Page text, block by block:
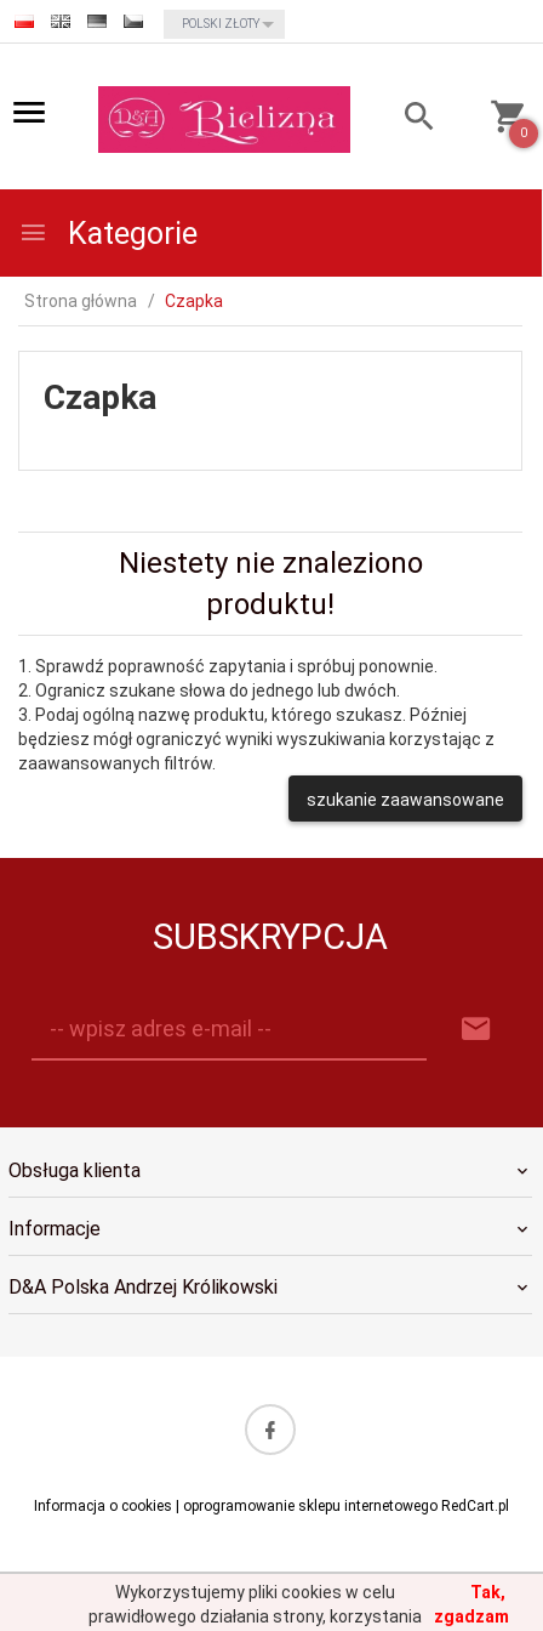
currency_h
POLSKI ZŁOTY
0
Kategorie
Strona główna Czapka
Czapka
Niestety nie znaleziono
produktu!
1. Sprawdź poprawność zapytania i spróbuj ponownie.
2. Ogranicz szukane słowa do jednego lub dwóch.
3. Podaj ogólną nazwę produktu, którego szukasz. Później
będziesz mógł ograniczyć wyniki wyszukiwania korzystając z
zaawansowanych filtrów.
szukanie zaawansowane
SUBSKRYPCJA
-- wpisz adres e-mail --
Obsługa klienta
Informacje
D&A Polska Andrzej Królikowski
Informacja o cookies oprogramowanie sklepu internetowego RedCart.pl
Wykorzystujemy pliki cookies w celu
prawidłowego działania strony, korzystania
Tak,
zgadzam